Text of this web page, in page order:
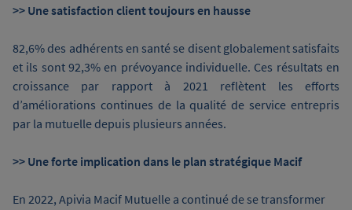
>> Une satisfaction client toujours en hausse
82,6% des adhérents en santé se disent globalement satisfaits
et ils sont 92,3% en prévoyance individuelle. Ces résultats en
croissance par rapport à 2021 reflètent les efforts
d’améliorations continues de la qualité de service entrepris
par la mutuelle depuis plusieurs années.
>> Une forte implication dans le plan stratégique Macif
En 2022, Apivia Macif Mutuelle a continué de se transformer